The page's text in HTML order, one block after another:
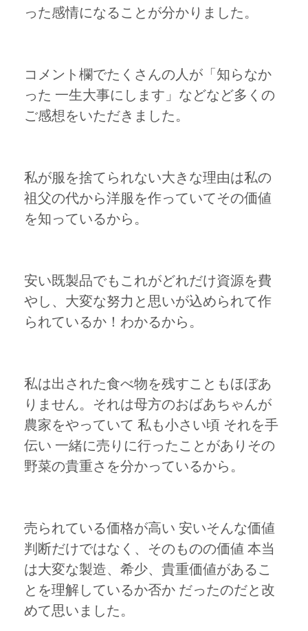
った感情になることが分かりました。
コメント欄でたくさんの人が「知らなか
った 一生大事にします」などなど多くの
ご感想をいただきました。
私が服を捨てられない大きな理由は私の
祖父の代から洋服を作っていてその価値
を知っているから。
安い既製品でもこれがどれだけ資源を費
やし、大変な努力と思いが込められて作
られているか！わかるから。
私は出された食べ物を残すこともほぼあ
りません。それは母方のおばあちゃんが
農家をやっていて 私も小さい頃 それを手
伝い 一緒に売りに行ったことがありその
野菜の貴重さを分かっているから。
売られている価格が高い 安いそんな価値
判断だけではなく、そのものの価値 本当
は大変な製造、希少、貴重価値があるこ
とを理解しているか否か だったのだと改
めて思いました。